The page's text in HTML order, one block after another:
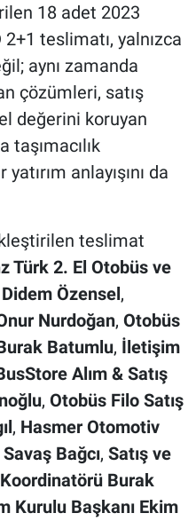
18 adet 2023
teslimatı, yalnızca
aynı zamanda
çözümleri, satış
değerini koruyan
taşımacılık
anlayışını da
teslimat
Türk 2. El Otobüs ve
Özensel,
Nurdoğan, Otobüs
Batumlu, İletişim
Alım & Satış
, Otobüs Filo Satış
, Hasmer Otomotiv
Bağcı, Satış ve
Burak
Kurulu Başkanı Ekim